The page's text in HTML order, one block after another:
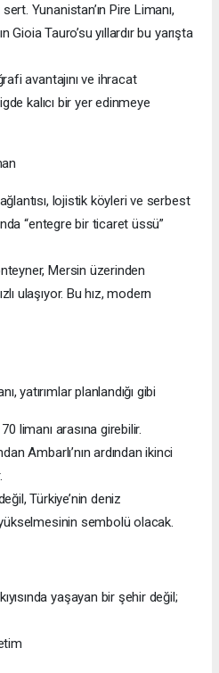
Yunanistan’ın Pire Limanı,
Gioia Tauro’su yıllardır bu yarışta
avantajını ve ihracat
kalıcı bir yer edinmeye
lojistik köyleri ve serbest
“entegre bir ticaret üssü”
Mersin üzerinden
ulaşıyor. Bu hız, modern
yatırımlar planlandığı gibi
limanı arasına girebilir.
Ambarlı’nın ardından ikinci
Türkiye’nin deniz
yükselmesinin sembolü olacak.
yaşayan bir şehir değil;